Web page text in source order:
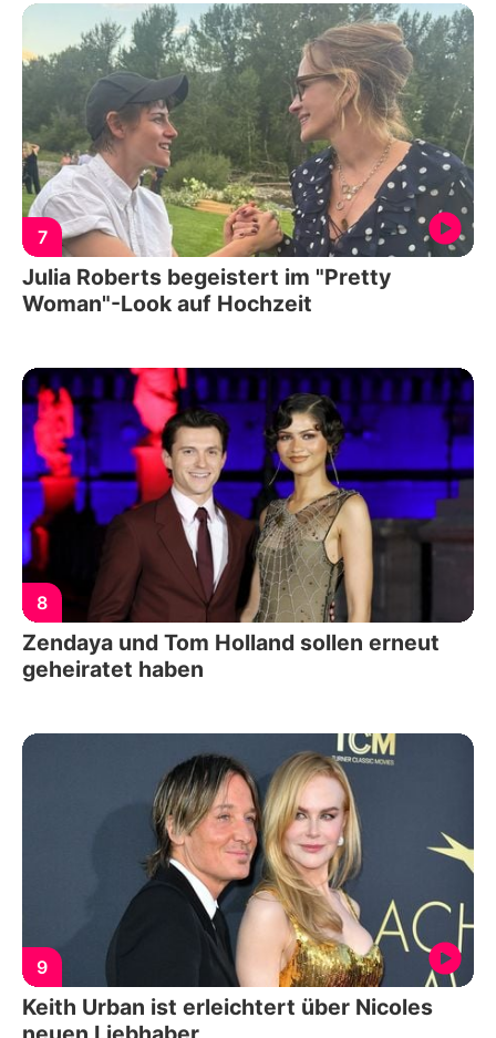
7
Julia Roberts begeistert im "Pretty
Woman"-Look auf Hochzeit
8
Zendaya und Tom Holland sollen erneut
geheiratet haben
9
Keith Urban ist erleichtert über Nicoles